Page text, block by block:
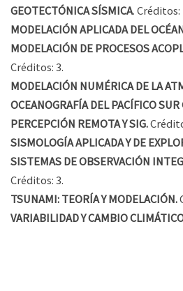
GEOTECTÓNICA SÍSMICA. Créditos:
MODELACIÓN APLICADA DEL
MODELACIÓN DE PROCESOS
Créditos: 3.
MODELACIÓN NUMÉRICA DE LA
OCEANOGRAFÍA DEL PACÍFICO
PERCEPCIÓN REMOTA Y SIG.
SISMOLOGÍA APLICADA Y DE
SISTEMAS DE OBSERVACIÓN
Créditos: 3.
TSUNAMI: TEORÍA Y MODELACIÓN.
VARIABILIDAD Y CAMBIO